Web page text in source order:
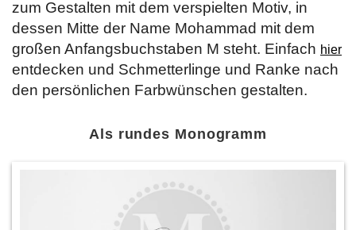
zum Gestalten mit dem verspielten Motiv, in
dessen Mitte der Name Mohammad mit dem
großen Anfangsbuchstaben M steht. Einfach hier
entdecken und Schmetterlinge und Ranke nach
den persönlichen Farbwünschen gestalten.
Als rundes Monogramm